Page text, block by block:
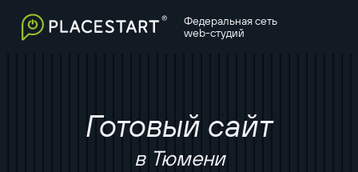
Федеральная сеть
web-студий
Готовый сайт
в Тюмени